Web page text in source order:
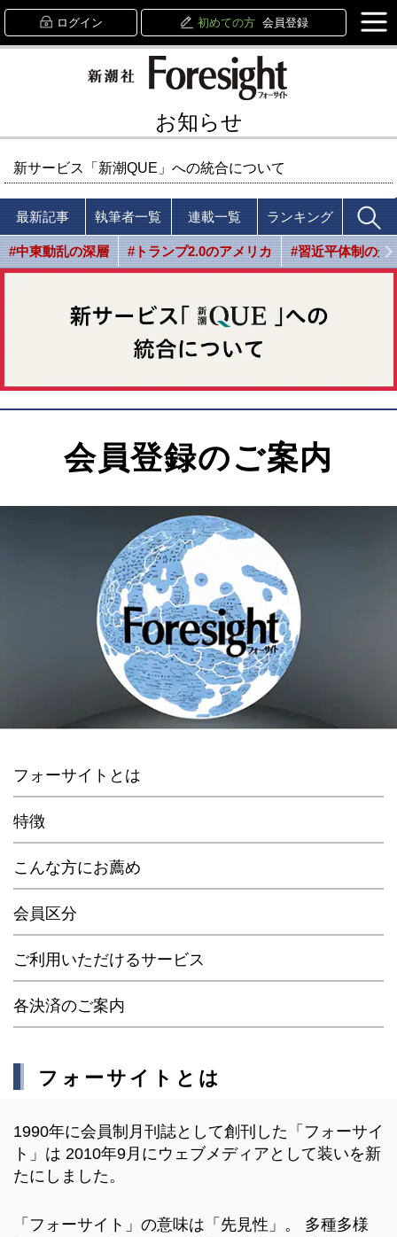
ログイン 初めての方 会員登録
お知らせ
新サービス「新潮QUE」への統合について
最新記事 執筆者一覧 連載一覧 ランキング
#中東動乱の深層 #トランプ2.0のアメリカ #習近平体制の光
会員登録のご案内
フォーサイトとは
特徴
こんな方にお薦め
会員区分
ご利用いただけるサービス
各決済のご案内
フォーサイトとは
1990年に会員制月刊誌として創刊した「フォーサイ
ト」は 2010年9月にウェブメディアとして装いを新
たにしました。
「フォーサイト」の意味は「先見性」。 多種多様